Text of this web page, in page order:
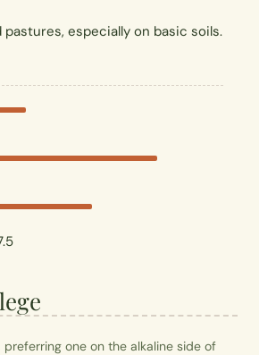
pastures, especially on basic soils.
preferring one on the alkaline side of